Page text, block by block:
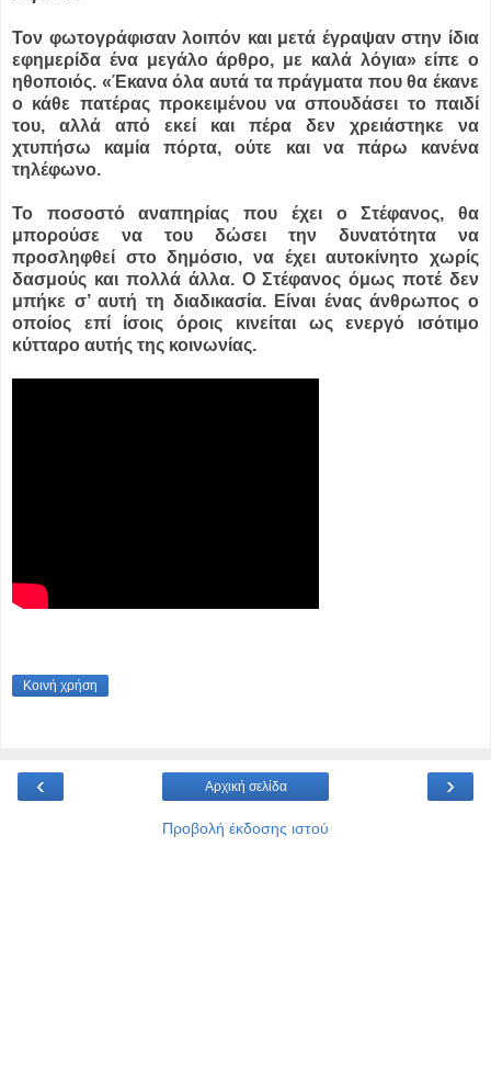
Toν φωτογράφισαν λοιπόν και μετά έγραψαν στην ίδια
εφημερίδα ένα μεγάλο άρθρο, με καλά λόγια» είπε ο
ηθοποιός. «Έκανα όλα αυτά τα πράγματα που θα έκανε
ο κάθε πατέρας προκειμένου να σπουδάσει το παιδί
του, αλλά από εκεί και πέρα δεν χρειάστηκε να
χτυπήσω καμία πόρτα, ούτε και να πάρω κανένα
τηλέφωνο.
Το ποσοστό αναπηρίας που έχει ο Στέφανος, θα
μπορούσε να του δώσει την δυνατότητα να
προσληφθεί στο δημόσιο, να έχει αυτοκίνητο χωρίς
δασμούς και πολλά άλλα. Ο Στέφανος όμως ποτέ δεν
μπήκε σ’ αυτή τη διαδικασία. Είναι ένας άνθρωπος ο
οποίος επί ίσοις όροις κινείται ως ενεργό ισότιμο
κύτταρο αυτής της κοινωνίας.
Κοινή χρήση
‹ ›
Αρχική σελίδα
Προβολή έκδοσης ιστού